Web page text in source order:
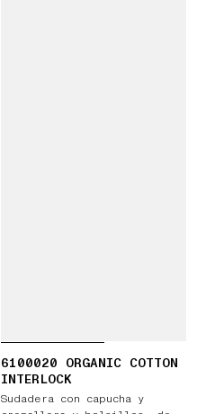
6100020 ORGANIC COTTON
INTERLOCK
Sudadera con capucha y